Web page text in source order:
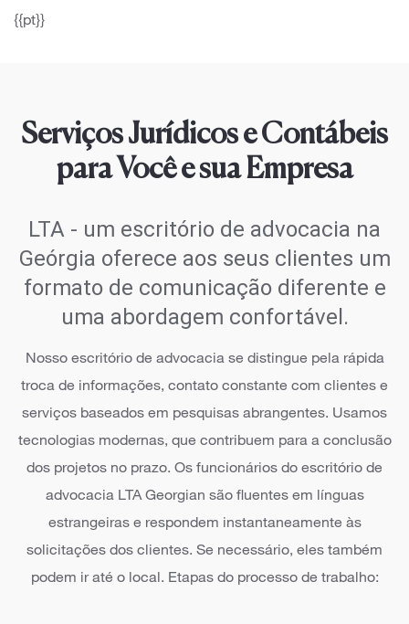
{{pt}}
Serviços Jurídicos e Contábeis
para Você e sua Empresa
LTA - um escritório de advocacia na
Geórgia oferece aos seus clientes um
formato de comunicação diferente e
uma abordagem confortável.
Nosso escritório de advocacia se distingue pela rápida
troca de informações, contato constante com clientes e
serviços baseados em pesquisas abrangentes. Usamos
tecnologias modernas, que contribuem para a conclusão
dos projetos no prazo. Os funcionários do escritório de
advocacia LTA Georgian são fluentes em línguas
estrangeiras e respondem instantaneamente às
solicitações dos clientes. Se necessário, eles também
podem ir até o local. Etapas do processo de trabalho: